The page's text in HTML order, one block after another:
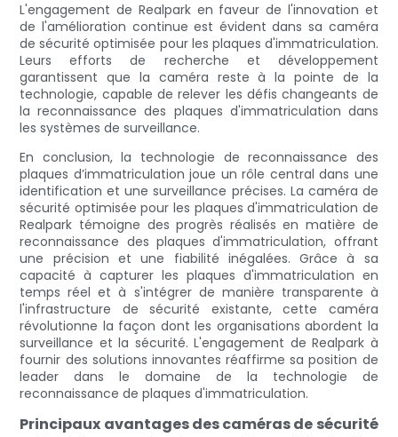
L'engagement de Realpark en faveur de l'innovation et
de l'amélioration continue est évident dans sa caméra
de sécurité optimisée pour les plaques d'immatriculation.
Leurs efforts de recherche et développement
garantissent que la caméra reste à la pointe de la
technologie, capable de relever les défis changeants de
la reconnaissance des plaques d'immatriculation dans
les systèmes de surveillance.
En conclusion, la technologie de reconnaissance des
plaques d’immatriculation joue un rôle central dans une
identification et une surveillance précises. La caméra de
sécurité optimisée pour les plaques d'immatriculation de
Realpark témoigne des progrès réalisés en matière de
reconnaissance des plaques d'immatriculation, offrant
une précision et une fiabilité inégalées. Grâce à sa
capacité à capturer les plaques d'immatriculation en
temps réel et à s'intégrer de manière transparente à
l'infrastructure de sécurité existante, cette caméra
révolutionne la façon dont les organisations abordent la
surveillance et la sécurité. L'engagement de Realpark à
fournir des solutions innovantes réaffirme sa position de
leader dans le domaine de la technologie de
reconnaissance de plaques d'immatriculation.
Principaux avantages des caméras de sécurité